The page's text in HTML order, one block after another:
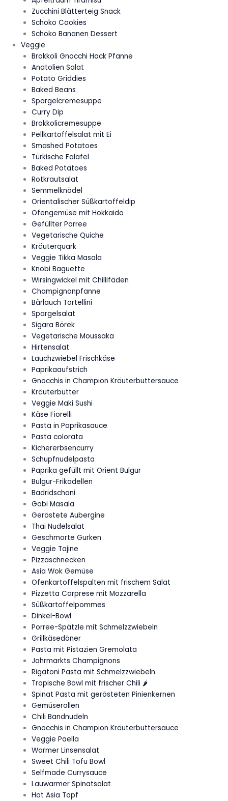
Zucchini Blätterteig Snack
Schoko Cookies
Schoko Bananen Dessert
Veggie
Brokkoli Gnocchi Hack Pfanne
Anatolien Salat
Potato Griddies
Baked Beans
Spargelcremesuppe
Curry Dip
Brokkolicremesuppe
Pellkartoffelsalat mit Ei
Smashed Potatoes
Türkische Falafel
Baked Potatoes
Rotkrautsalat
Semmelknödel
Orientalischer Süßkartoffeldip
Ofengemüse mit Hokkaido
Gefüllter Porree
Vegetarische Quiche
Kräuterquark
Veggie Tikka Masala
Knobi Baguette
Wirsingwickel mit Chillifäden
Champignonpfanne
Bärlauch Tortellini
Spargelsalat
Sigara Börek
Vegetarische Moussaka
Hirtensalat
Lauchzwiebel Frischkäse
Paprikaaufstrich
Gnocchis in Champion Kräuterbuttersauce
Kräuterbutter
Veggie Maki Sushi
Käse Fiorelli
Pasta in Paprikasauce
Pasta colorata
Kichererbsencurry
Schupfnudelpasta
Paprika gefüllt mit Orient Bulgur
Bulgur-Frikadellen
Badridschani
Gobi Masala
Geröstete Aubergine
Thai Nudelsalat
Geschmorte Gurken
Veggie Tajine
Pizzaschnecken
Asia Wok Gemüse
Ofenkartoffelspalten mit frischem Salat
Pizzetta Carprese mit Mozzarella
Süßkartoffelpommes
Dinkel-Bowl
Porree-Spätzle mit Schmelzzwiebeln
Grillkäsedöner
Pasta mit Pistazien Gremolata
Jahrmarkts Champignons
Rigatoni Pasta mit Schmelzzwiebeln
Tropische Bowl mit frischer Chili 🌶️
Spinat Pasta mit gerösteten Pinienkernen
Gemüserollen
Chili Bandnudeln
Gnocchis in Champion Kräuterbuttersauce
Veggie Paella
Warmer Linsensalat
Sweet Chili Tofu Bowl
Selfmade Currysauce
Lauwarmer Spinatsalat
Hot Asia Topf